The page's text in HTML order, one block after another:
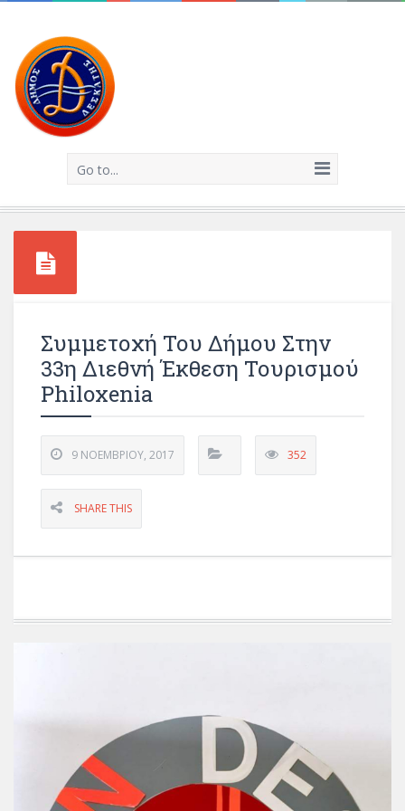
Go to...
Συμμετοχή Του Δήμου Στην
33η Διεθνή Έκθεση Τουρισμού
Philoxenia
9 ΝΟΕΜΒΡΊΟΥ, 2017 352
SHARE THIS